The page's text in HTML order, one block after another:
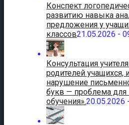
Конспект
развитию навыка
предложения у
классов21.05.2026 -
Консультация
родителей
нарушение
букв — проблема
обучения».20.05.2026